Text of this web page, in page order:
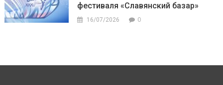
фестиваля «Славянский базар»
16/07/2026 0